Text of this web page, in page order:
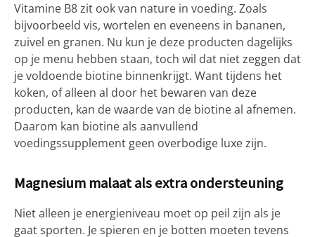
Vitamine B8 zit ook van nature in voeding. Zoals
bijvoorbeeld vis, wortelen en eveneens in bananen,
zuivel en granen. Nu kun je deze producten dagelijks
op je menu hebben staan, toch wil dat niet zeggen dat
je voldoende biotine binnenkrijgt. Want tijdens het
koken, of alleen al door het bewaren van deze
producten, kan de waarde van de biotine al afnemen.
Daarom kan biotine als aanvullend
voedingssupplement geen overbodige luxe zijn.
Magnesium malaat als extra ondersteuning
Niet alleen je energieniveau moet op peil zijn als je
gaat sporten. Je spieren en je botten moeten tevens